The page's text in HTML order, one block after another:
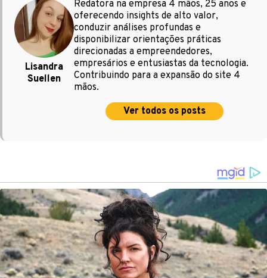
Lisandra
Suellen
Redatora na empresa 4 mãos, 25 anos e
oferecendo insights de alto valor,
conduzir análises profundas e
disponibilizar orientações práticas
direcionadas a empreendedores,
empresários e entusiastas da tecnologia.
Contribuindo para a expansão do site 4
mãos.
Ver todos os posts